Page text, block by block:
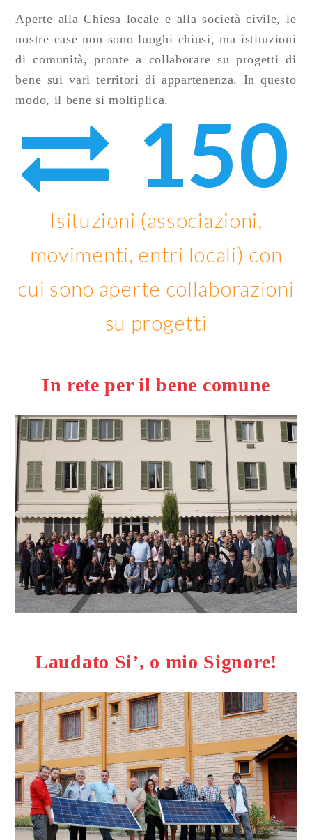
Aperte alla Chiesa locale e alla società civile, le
nostre case non sono luoghi chiusi, ma istituzioni
di comunità, pronte a collaborare su progetti di
bene sui vari territori di appartenenza. In questo
modo, il bene si moltiplica.
150
Isituzioni (associazioni,
movimenti, entri locali) con
cui sono aperte collaborazioni
su progetti
In rete per il bene comune
Laudato Si’, o mio Signore!